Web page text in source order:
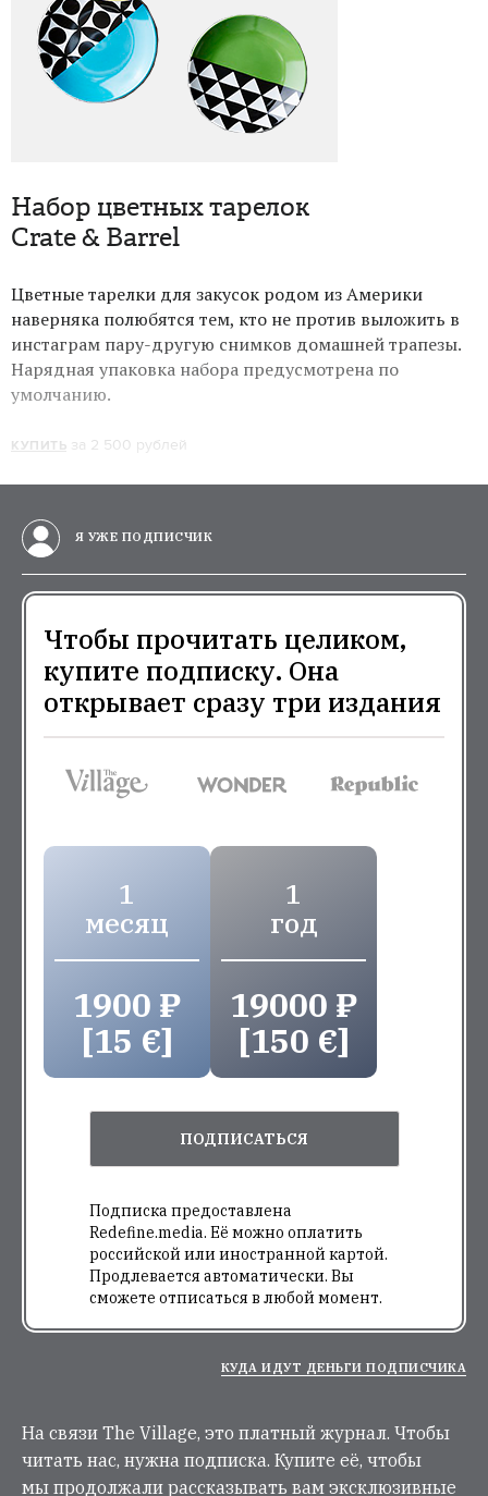
Набор цветных тарелок
Crate & Barrel
Цветные тарелки для закусок родом из Америки
наверняка полюбятся тем, кто не против выложить в
инстаграм пару-другую снимков домашней трапезы.
Нарядная упаковка набора предусмотрена по
умолчанию.
КУПИТЬ за 2 500 рублей
Я УЖЕ ПОДПИСЧИК
Чтобы прочитать целиком,
купите подписку. Она
открывает сразу три издания
1
месяц
1900 ₽
[15 €]
1
год
19000 ₽
[150 €]
ПОДПИСАТЬСЯ
Подписка предоставлена
Redefine.media. Её можно оплатить
российской или иностранной картой.
Продлевается автоматически. Вы
сможете отписаться в любой момент.
КУДА ИДУТ ДЕНЬГИ ПОДПИСЧИКА
На связи The Village, это платный журнал. Чтобы
читать нас, нужна подписка. Купите её, чтобы
мы продолжали рассказывать вам эксклюзивные